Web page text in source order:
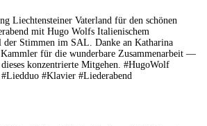
Liechtensteiner Vaterland für den schönen
mit Hugo Wolfs Italienischem
der Stimmen im SAL. Danke an Katharina
Kammler für die wunderbare Zusammenarbeit —
konzentrierte Mitgehen. #HugoWolf
#Klavier #Liederabend